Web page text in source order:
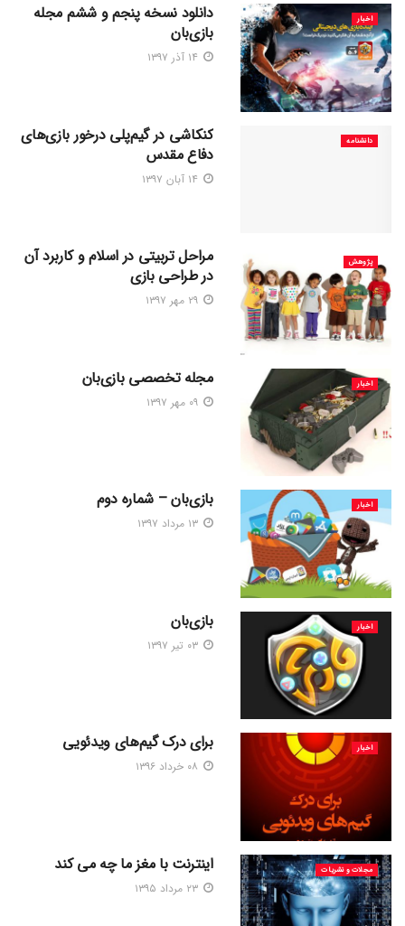
اخبار
دانلود نسخه پنجم و ششم مجله
بازی‌بان
دانشنامه
کنکاشی در گیم‌پلی درخور بازی‌های
دفاع مقدس
پژوهش
مراحل تربیتی در اسلام و کاربرد آن
در طراحی بازی
۲۹ مهر ۱۳۹۷
اخبار مجله تخصصی بازی‌بان
۰۹ مهر ۱۳۹۷
اخبار بازی‌بان – شماره دوم
۱۳ مرداد ۱۳۹۷
اخبار بازی‌بان
۰۳ تیر ۱۳۹۷
اخبار برای درک گیم‌های ویدئویی
مجلات و نشریات اینترنت با مغز ما چه می کند
۲۳ مرداد ۱۳۹۵